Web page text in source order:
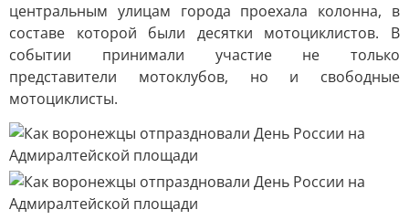
центральным улицам города проехала колонна, в
составе которой были десятки мотоциклистов. В
событии принимали участие не только
представители мотоклубов, но и свободные
мотоциклисты.